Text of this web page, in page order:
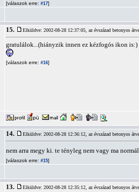
[válaszok erre: #17]
15. Elküldve: 2002-08-28 12:37:05, az évszázad betonyos
gratulálok...(hiányzik innen ez kézfogós ikon is:)
[válaszok erre: #16]
14. Elküldve: 2002-08-28 12:36:12, az évszázad betonyos
nem arra megy ki. te tényleg nem vagy ma
[válaszok erre: #15]
13. Elküldve: 2002-08-28 12:35:12, az évszázad betonyos